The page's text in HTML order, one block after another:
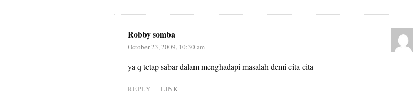
Robby somba
October 23, 2009, 10:30 am
ya q tetap sabar dalam menghadapi masalah demi cita-cita
REPLY LINK